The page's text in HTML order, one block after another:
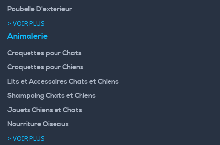
Poubelle D'exterieur
> VOIR PLUS
Animalerie
Croquettes pour Chats
Croquettes pour Chiens
Lits et Accessoires Chats et Chiens
Shampoing Chats et Chiens
Jouets Chiens et Chats
Nourriture Oiseaux
> VOIR PLUS